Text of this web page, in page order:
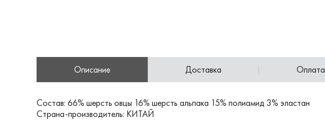
Описание Доставка Оплата
Состав: 66% шерсть овцы 16% шерсть альпака 15% полиамид 3% эластан
Страна-производитель: КИТАЙ